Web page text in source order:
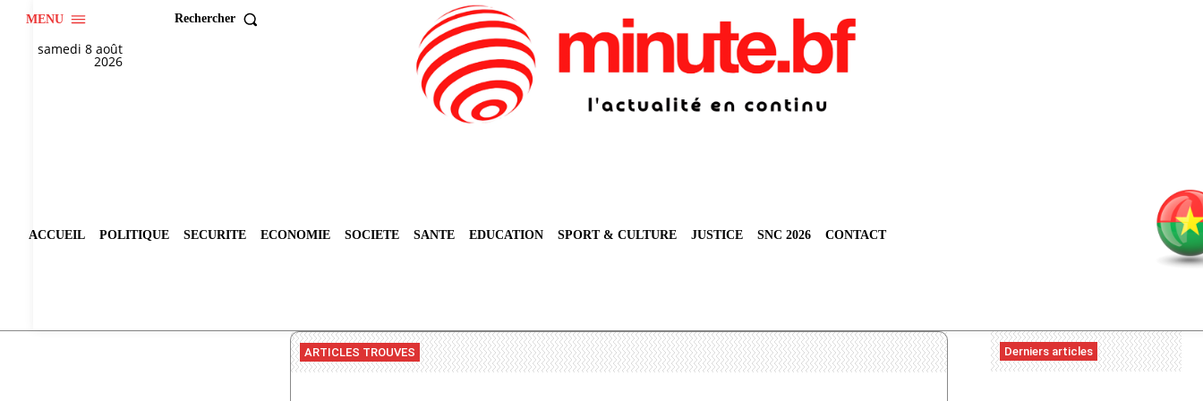
MENU Rechercher
samedi 8 août
2026
ACCUEIL POLITIQUE SECURITE ECONOMIE SOCIETE SANTE EDUCATION SPORT & CULTURE JUSTICE SNC 2026 CONTACT
ARTICLES TROUVES Derniers articles